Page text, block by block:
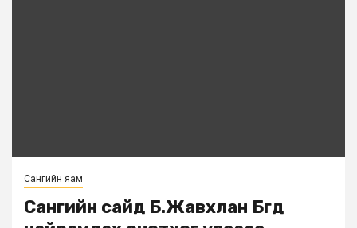
Сангийн яам
Сангийн сайд Б.Жавхлан Бүгд